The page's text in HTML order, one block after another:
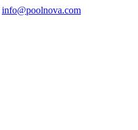
info@poolnova.com